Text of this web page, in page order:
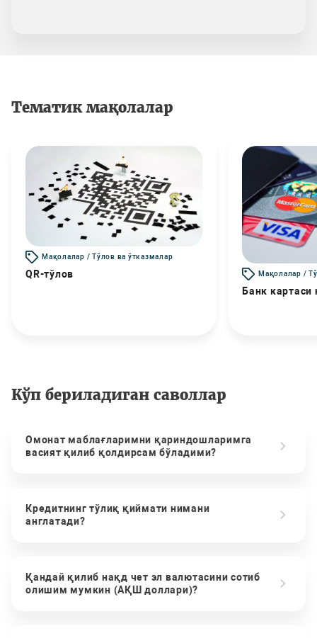
Тематик мақолалар
Мақолалар / Тўлов ва ўтказмалар
QR-тўлов Мақолалар /
Банк картаси
Кўп бериладиган саволлар
Омонат маблағларимни қариндошларимга
васият қилиб қолдирсам бўладими?
Кредитнинг тўлиқ қиймати нимани
англатади?
Қандай қилиб нақд чет эл валютасини сотиб
олишим мумкин (АҚШ доллари)?